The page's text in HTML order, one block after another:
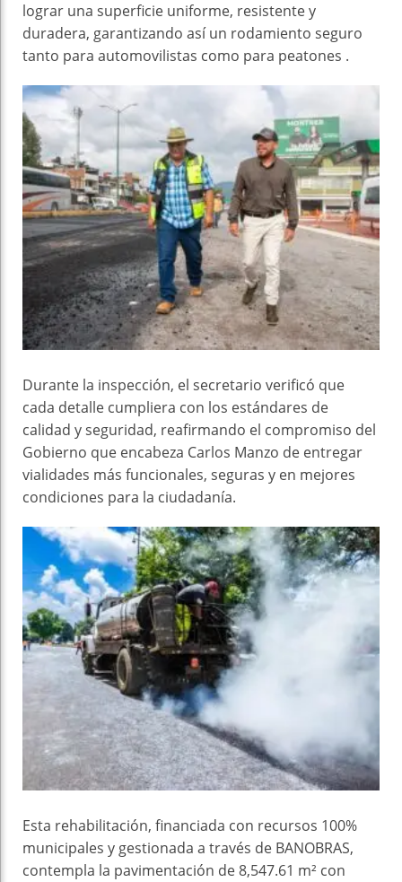
lograr una superficie uniforme, resistente y
duradera, garantizando así un rodamiento seguro
tanto para automovilistas como para peatones .
Durante la inspección, el secretario verificó que
cada detalle cumpliera con los estándares de
calidad y seguridad, reafirmando el compromiso del
Gobierno que encabeza Carlos Manzo de entregar
vialidades más funcionales, seguras y en mejores
condiciones para la ciudadanía.
Esta rehabilitación, financiada con recursos 100%
municipales y gestionada a través de BANOBRAS,
contempla la pavimentación de 8,547.61 m² con